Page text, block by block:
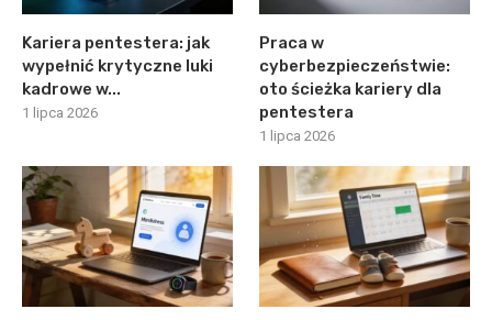
Kariera pentestera: jak
wypełnić krytyczne luki
kadrowe w...
1 lipca 2026
Praca w
cyberbezpieczeństwie:
oto ścieżka kariery dla
pentestera
1 lipca 2026